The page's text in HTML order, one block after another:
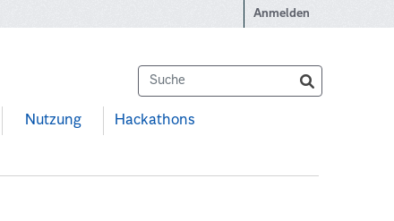
Anmelden
Nutzung Hackathons